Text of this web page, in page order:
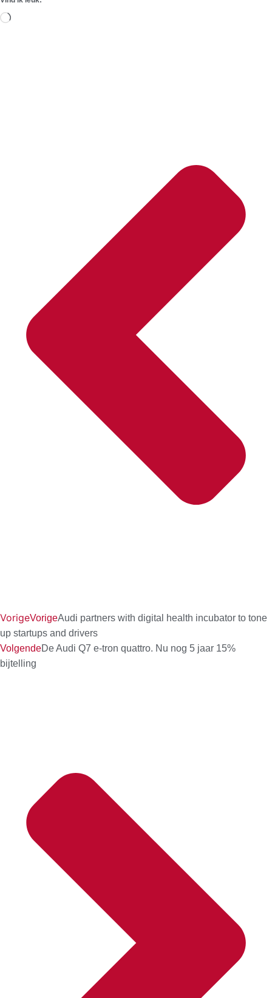
Aan
VorigeVorigeAudi partners with digital health incubator to tone
up startups and drivers
VolgendeDe Audi Q7 e-tron quattro. Nu nog 5 jaar 15%
bijtelling